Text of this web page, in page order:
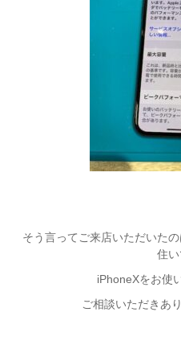
そう言ってご来店いただいた
住い
iPhoneXをお使
ご相談いただきあ